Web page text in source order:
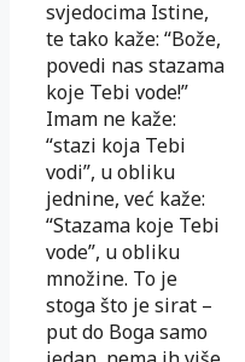
svjedocima Istine,
te tako kaže: “Bože,
povedi nas stazama
koje Tebi vode!”
Imam ne kaže:
“stazi koja Tebi
vodi”, u obliku
jednine, već kaže:
“Stazama koje Tebi
vode”, u obliku
množine. To je
stoga što je sirat –
put do Boga samo